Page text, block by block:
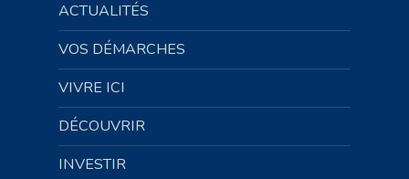
ACTUALITÉS
VOS DÉMARCHES
VIVRE ICI
DÉCOUVRIR
INVESTIR